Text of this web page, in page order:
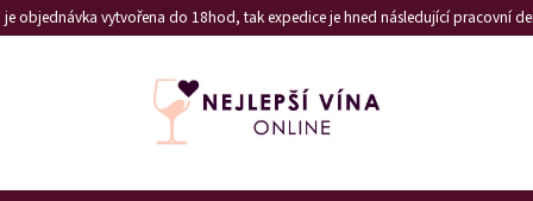
objednávka vytvořena do 18hod, tak expedice je hned následující pracovní